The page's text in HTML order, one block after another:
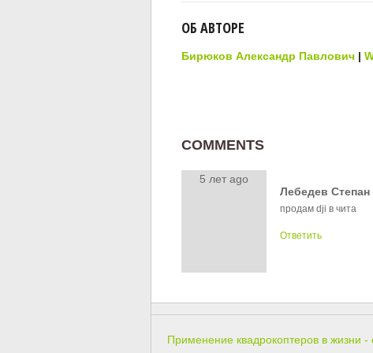
ОБ АВТОРЕ
Бирюков Александр Павлович |
COMMENTS
5 лет ago
Лебедев
продам dji в чита
Ответить
Применение квадрокоптеров в жизни